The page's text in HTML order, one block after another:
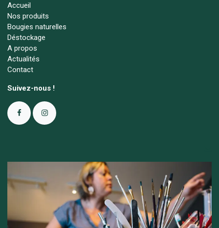
Accueil
Nos produits
Bougies naturelles
Déstockage
A propos
Actualités
Contact
Suivez-nous !